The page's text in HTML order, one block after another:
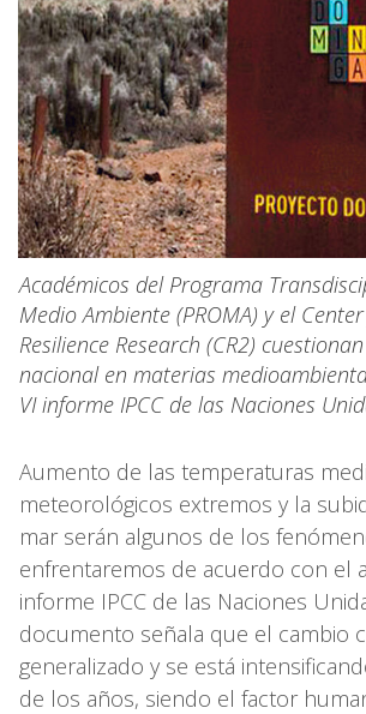
Académicos del Programa
Medio Ambiente (PROMA) y el
Resilience Research (CR2)
nacional en materias
VI informe IPCC de las Naciones
Aumento de las temperaturas
meteorológicos extremos y la
mar serán algunos de los
enfrentaremos de acuerdo con el
informe IPCC de las Naciones
documento señala que el cambio
generalizado y se está
de los años, siendo el factor